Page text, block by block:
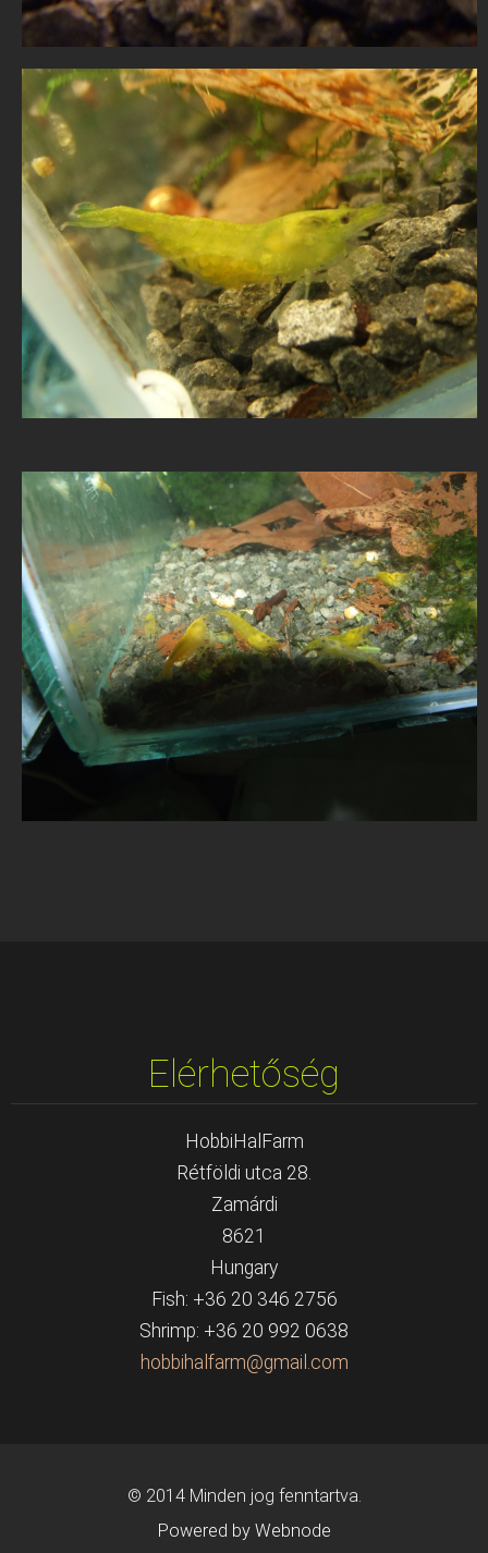
Elérhetőség
HobbiHalFarm
Rétföldi utca 28.
Zamárdi
8621
Hungary
Fish: +36 20 346 2756
Shrimp: +36 20 992 0638
hobbihal farm@gmail.com
© 2014 Minden jog fenntartva.
Powered by Webnode